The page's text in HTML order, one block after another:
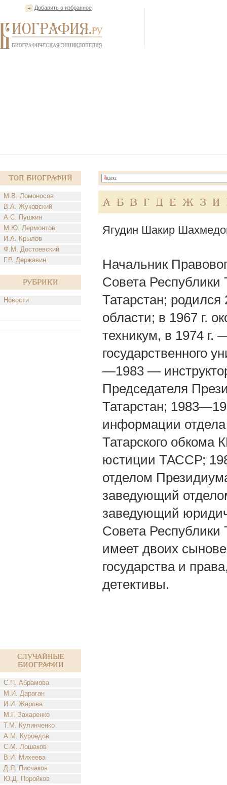
Добавить в избранное
Топ Биографий
М.В. Ломоносов
В.А. Жуковский
А.С. Пушкин
М.Ю. Лермонтов
И.А. Крылов
Ф.М. Достоевский
Г.Р. Державин
Рубрики
Новости
Случайные
биографии
С.П. Абрамова
М.И. Дараган
И.И. Жарова
М.Г. Захаренко
Т.М. Кулинченко
А.М. Куроедов
С.М. Лошаков
В.И. Михеева
Д.Я. Писчаков
Ю.Д. Поройков
А Б В Г Д Е Ж З И
Ягудин Шакир
Начальник
Совета Республики
Татарстан; родился
области; в 1967 г.
техникум, в 1974 г.
государственного
—1983 —
Председателя
Татарстан;
информации
Татарского
юстиции ТАССР;
отделом
заведующий
заведующий
Совета Республики
имеет двоих
государства и
детективы.